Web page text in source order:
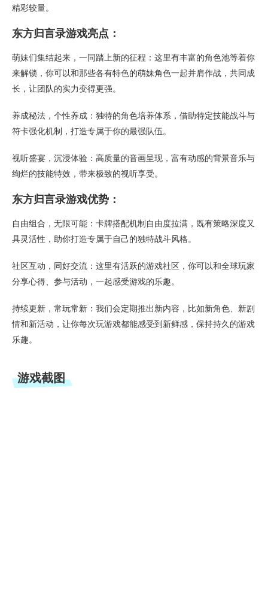
精彩较量。
东方归言录游戏亮点：
萌妹们集结起来，一同踏上新的征程：这里有丰富的角色池等着你
来解锁，你可以和那些各有特色的萌妹角色一起并肩作战，共同成
长，让团队的实力变得更强。
养成秘法，个性养成：独特的角色培养体系，借助特定技能战斗与
符卡强化机制，打造专属于你的最强队伍。
视听盛宴，沉浸体验：高质量的音画呈现，富有动感的背景音乐与
绚烂的技能特效，带来极致的视听享受。
东方归言录游戏优势：
自由组合，无限可能：卡牌搭配机制自由度拉满，既有策略深度又
具灵活性，助你打造专属于自己的独特战斗风格。
社区互动，同好交流：这里有活跃的游戏社区，你可以和全球玩家
分享心得、参与活动，一起感受游戏的乐趣。
持续更新，常玩常新：我们会定期推出新内容，比如新角色、新剧
情和新活动，让你每次玩游戏都能感受到新鲜感，保持持久的游戏
乐趣。
游戏截图